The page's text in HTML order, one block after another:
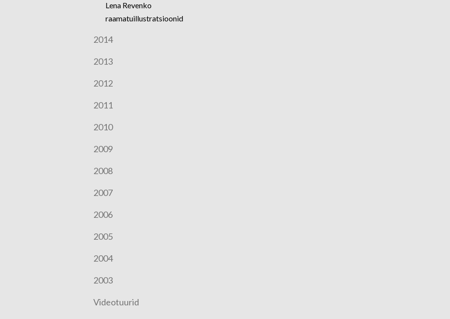
Lena Revenko
raamatuillustratsioonid
2014
2013
2012
2011
2010
2009
2008
2007
2006
2005
2004
2003
Videotuurid